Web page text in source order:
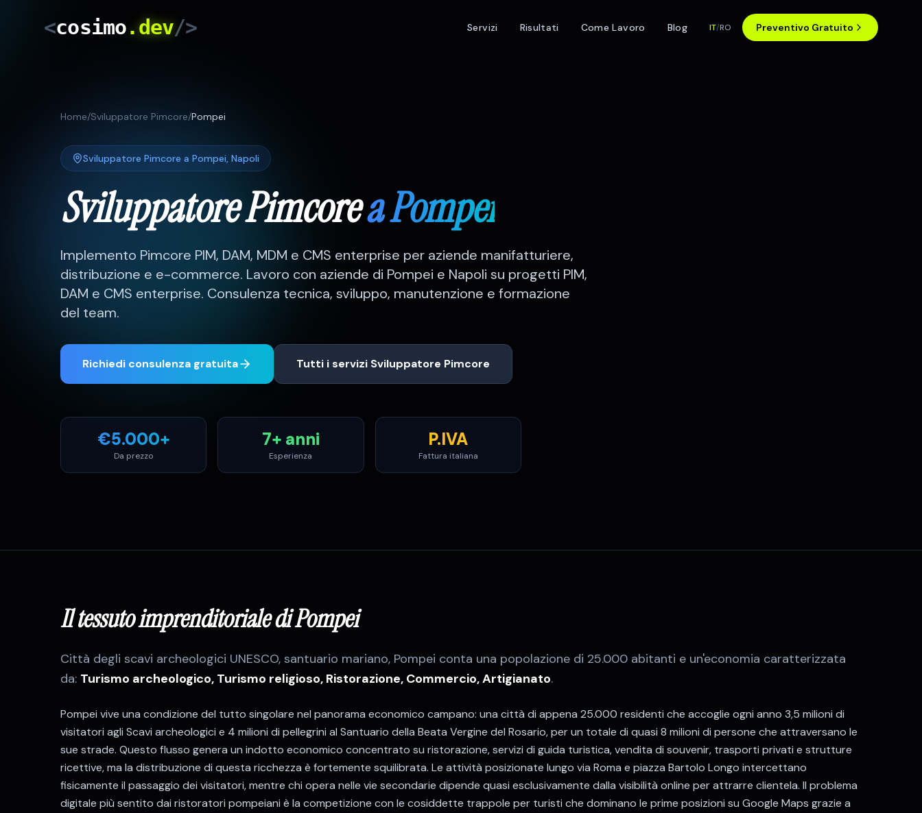
<cosimo.dev/> Servizi Risultati Come Lavoro Blog IT/RO Preventivo Gratuito
Home/Sviluppatore Pimcore/Pompei
Sviluppatore Pimcore a Pompei, Napoli
Sviluppatore PimcoreaPompei
Implemento Pimcore PIM, DAM, MDM e CMS enterprise per aziende manifatturiere,
distribuzione e e-commerce. Lavoro con aziende di Pompei e Napoli su progetti PIM,
DAM e CMS enterprise. Consulenza tecnica, sviluppo, manutenzione e formazione
del team.
Richiedi consulenza gratuita Tutti i servizi Sviluppatore Pimcore
€5.000+
Da prezzo
7+ anni
Esperienza
P.IVA
Fattura italiana
Il tessuto imprenditoriale diPompei
Città degli scavi archeologici UNESCO, santuario mariano, Pompei conta una popolazione di 25.000 abitanti e un'economia caratterizzata
da: Turismo archeologico, Turismo religioso, Ristorazione, Commercio, Artigianato.
Pompei vive una condizione del tutto singolare nel panorama economico campano: una città di appena 25.000 residenti che accoglie ogni anno 3,5 milioni di
visitatori agli Scavi archeologici e 4 milioni di pellegrini al Santuario della Beata Vergine del Rosario, per un totale di quasi 8 milioni di persone che attraversano le
sue strade. Questo flusso genera un indotto economico concentrato su ristorazione, servizi di guida turistica, vendita di souvenir, trasporti privati e strutture
ricettive, ma la distribuzione di questa ricchezza è fortemente squilibrata. Le attività posizionate lungo via Roma e piazza Bartolo Longo intercettano
fisicamente il passaggio dei visitatori, mentre chi opera nelle vie secondarie dipende quasi esclusivamente dalla visibilità online per attrarre clientela. Il problema
digitale più sentito dai ristoratori pompeiani è la competizione con le cosiddette trappole per turisti che dominano le prime posizioni su Google Maps grazie a